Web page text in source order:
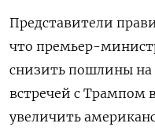
Представители
что премьер-
снизить пошлины
встречей с Трампом
увеличить